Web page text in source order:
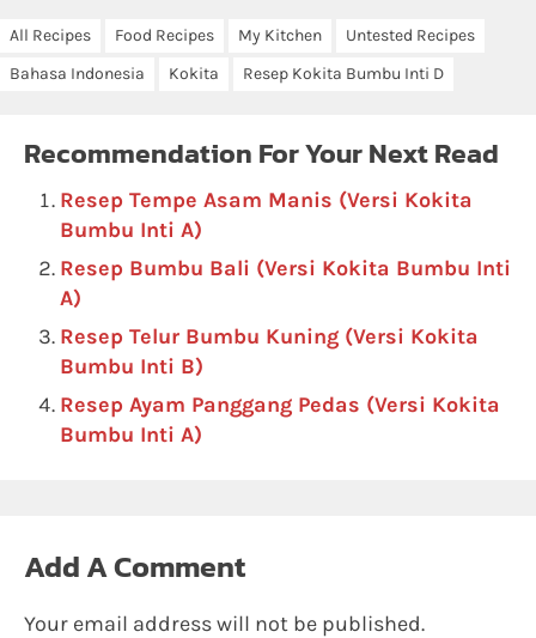
All Recipes Food Recipes My Kitchen
Untested Recipes
Bahasa Indonesia
Kokita Resep Kokita Bumbu Inti D
Recommendation For Your Next Read
Resep Tempe Asam Manis (Versi Kokita
Bumbu Inti A)
Resep Bumbu Bali (Versi Kokita Bumbu Inti
A)
Resep Telur Bumbu Kuning (Versi Kokita
Bumbu Inti B)
Resep Ayam Panggang Pedas (Versi Kokita
Bumbu Inti A)
Add A Comment
Your email address will not be published.